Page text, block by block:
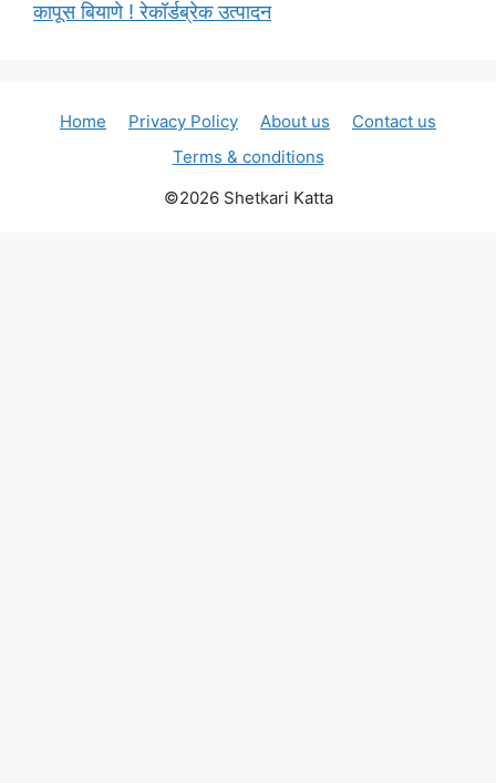
कापूस बियाणे ! रेकॉर्डब्रेक उत्पादन
Home Privacy Policy About us
Contact us
Terms & conditions
©2026 Shetkari Katta